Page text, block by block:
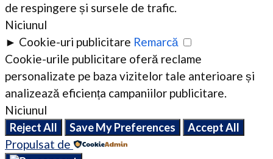
de respingere și sursele de trafic.
Niciunul
► Cookie-uri publicitare Remarcă
Cookie-urile publicitare oferă reclame
personalizate pe baza vizitelor tale anterioare și
analizează eficiența campaniilor publicitare.
Niciunul
Reject All Save My Preferences Accept All
Propulsat de